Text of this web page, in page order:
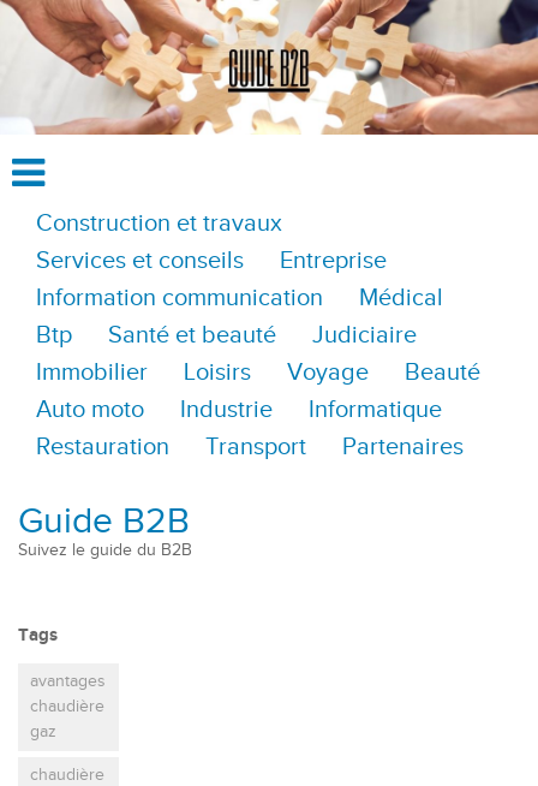
Construction et travaux
Services et conseils
Entreprise
Information communication
Médical
Btp
Santé et beauté
Judiciaire
Immobilier
Loisirs Voyage
Beauté
Auto moto
Industrie
Informatique
Restauration
Transport Partenaires
Guide B2B
Suivez le guide du B2B
Tags
avantages
chaudière
gaz
chaudière